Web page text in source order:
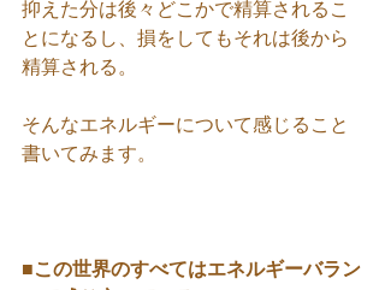
抑えた分は後々どこかで精算されるこ
とになるし、損をしてもそれは後から
精算される。
そんなエネルギーについて感じること
書いてみます。
■この世界のすべてはエネルギーバラン